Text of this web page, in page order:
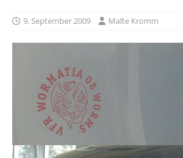
9. September 2009 Malte Kromm